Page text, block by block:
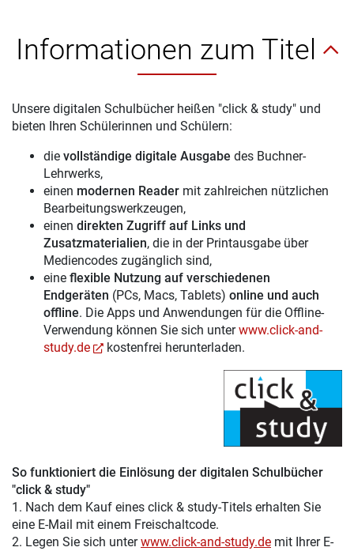
Informationen zum Titel
Unsere digitalen Schulbücher heißen "click & study" und
bieten Ihren Schülerinnen und Schülern:
die vollständige digitale Ausgabe des Buchner-
Lehrwerks,
einen modernen Reader mit zahlreichen nützlichen
Bearbeitungswerkzeugen,
einen direkten Zugriff auf Links und
Zusatzmaterialien, die in der Printausgabe über
Mediencodes zugänglich sind,
eine flexible Nutzung auf verschiedenen
Endgeräten (PCs, Macs, Tablets) online und auch
offline. Die Apps und Anwendungen für die Offline-
Verwendung können Sie sich unterwww.click-and-
study.de
kostenfrei herunterladen.
So funktioniert die Einlösung der digitalen Schulbücher
"click & study"
1. Nach dem Kauf eines click & study-Titels erhalten Sie
eine E-Mail mit einem Freischaltcode.
2. Legen Sie sich unterwww.click-and-study.de mit Ihrer E-